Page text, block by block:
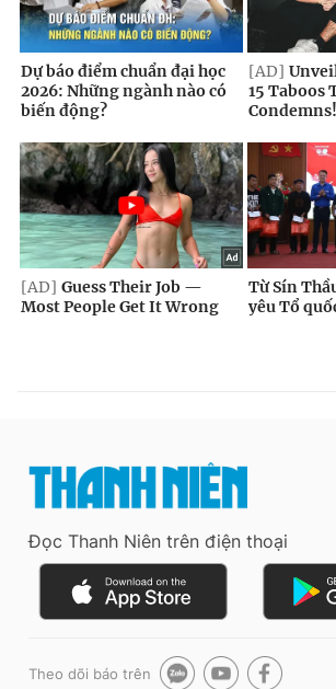
Đọc Thanh Niên trên điện thoại
Theo dõi báo trên